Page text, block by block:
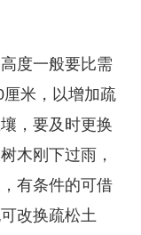
度一般要比需
米，以增加疏
，要及时更换
木刚下过雨，
有条件的可借
改换疏松土